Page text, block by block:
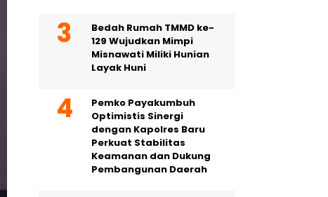
Bedah Rumah TMMD ke-
129 Wujudkan Mimpi
Misnawati Miliki Hunian
Layak Huni
Pemko Payakumbuh
Optimistis Sinergi
dengan Kapolres Baru
Perkuat Stabilitas
Keamanan dan Dukung
Pembangunan Daerah